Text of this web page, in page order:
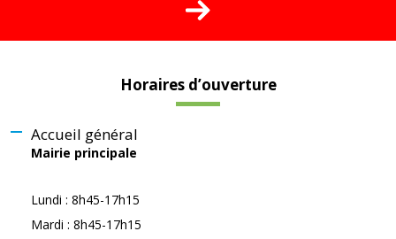
Horaires d’ouverture
Accueil général
Mairie principale
Lundi : 8h45-17h15
Mardi : 8h45-17h15